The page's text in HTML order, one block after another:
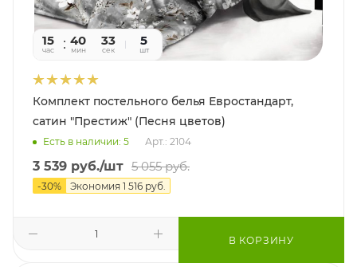
15
час
40
мин
31
сек
5
шт
Комплект постельного белья Евростандарт,
сатин "Престиж" (Песня цветов)
Есть в наличии: 5 Арт.: 2104
3 539 руб./шт 5 055руб.
-30% Экономия 1 516 руб.
В КОРЗИНУ